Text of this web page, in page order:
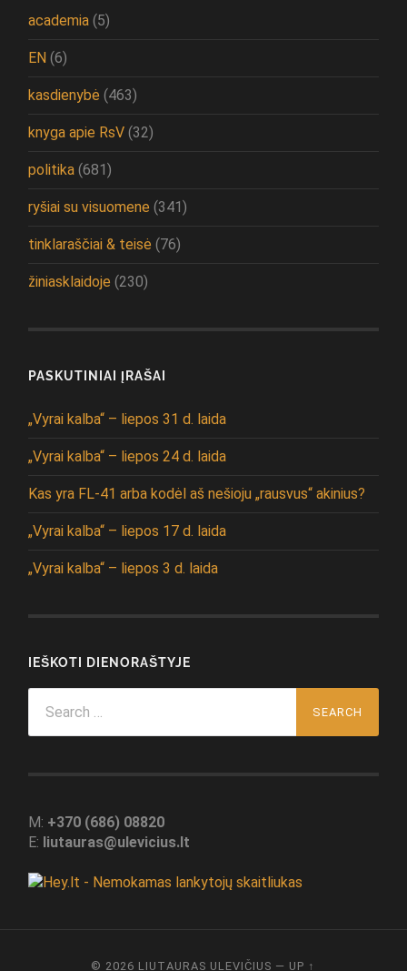
academia (5)
EN (6)
kasdienybė (463)
knyga apie RsV (32)
politika (681)
ryšiai su visuomene (341)
tinklaraščiai & teisė (76)
žiniasklaidoje (230)
PASKUTINIAI ĮRAŠAI
„Vyrai kalba“ – liepos 31 d. laida
„Vyrai kalba“ – liepos 24 d. laida
Kas yra FL-41 arba kodėl aš nešioju „rausvus“ akinius?
„Vyrai kalba“ – liepos 17 d. laida
„Vyrai kalba“ – liepos 3 d. laida
IEŠKOTI DIENORAŠTYJE
for:
M: +370 (686) 08820
E: liutauras@ulevicius.lt
© 2026 LIUTAURAS ULEVIČIUS — UP ↑